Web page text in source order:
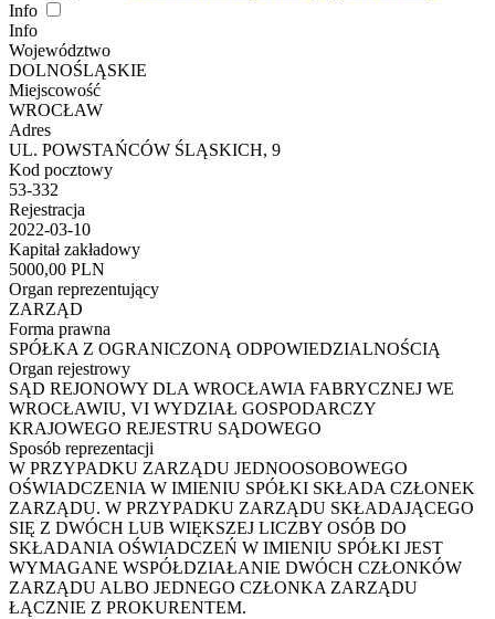
Info
Info
Województwo
DOLNOŚLĄSKIE
Miejscowość
WROCŁAW
Adres
UL. POWSTAŃCÓW ŚLĄSKICH, 9
Kod pocztowy
53-332
Rejestracja
2022-03-10
Kapitał zakładowy
5000,00 PLN
Organ reprezentujący
ZARZĄD
Forma prawna
SPÓŁKA Z OGRANICZONĄ ODPOWIEDZIALNOŚCIĄ
Organ rejestrowy
SĄD REJONOWY DLA WROCŁAWIA FABRYCZNEJ WE
WROCŁAWIU, VI WYDZIAŁ GOSPODARCZY
KRAJOWEGO REJESTRU SĄDOWEGO
Sposób reprezentacji
W PRZYPADKU ZARZĄDU JEDNOOSOBOWEGO
OŚWIADCZENIA W IMIENIU SPÓŁKI SKŁADA CZŁONEK
ZARZĄDU. W PRZYPADKU ZARZĄDU SKŁADAJĄCEGO
SIĘ Z DWÓCH LUB WIĘKSZEJ LICZBY OSÓB DO
SKŁADANIA OŚWIADCZEŃ W IMIENIU SPÓŁKI JEST
WYMAGANE WSPÓŁDZIAŁANIE DWÓCH CZŁONKÓW
ZARZĄDU ALBO JEDNEGO CZŁONKA ZARZĄDU
ŁĄCZNIE Z PROKURENTEM.